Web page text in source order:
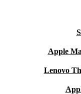
Apple
Lenovo